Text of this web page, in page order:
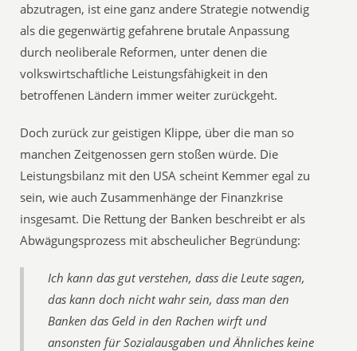
abzutragen, ist eine ganz andere Strategie notwendig
als die gegenwärtig gefahrene brutale Anpassung
durch neoliberale Reformen, unter denen die
volkswirtschaftliche Leistungsfähigkeit in den
betroffenen Ländern immer weiter zurückgeht.
Doch zurück zur geistigen Klippe, über die man so
manchen Zeitgenossen gern stoßen würde. Die
Leistungsbilanz mit den USA scheint Kemmer egal zu
sein, wie auch Zusammenhänge der Finanzkrise
insgesamt. Die Rettung der Banken beschreibt er als
Abwägungsprozess mit abscheulicher Begründung:
Ich kann das gut verstehen, dass die Leute sagen,
das kann doch nicht wahr sein, dass man den
Banken das Geld in den Rachen wirft und
ansonsten für Sozialausgaben und Ähnliches keine